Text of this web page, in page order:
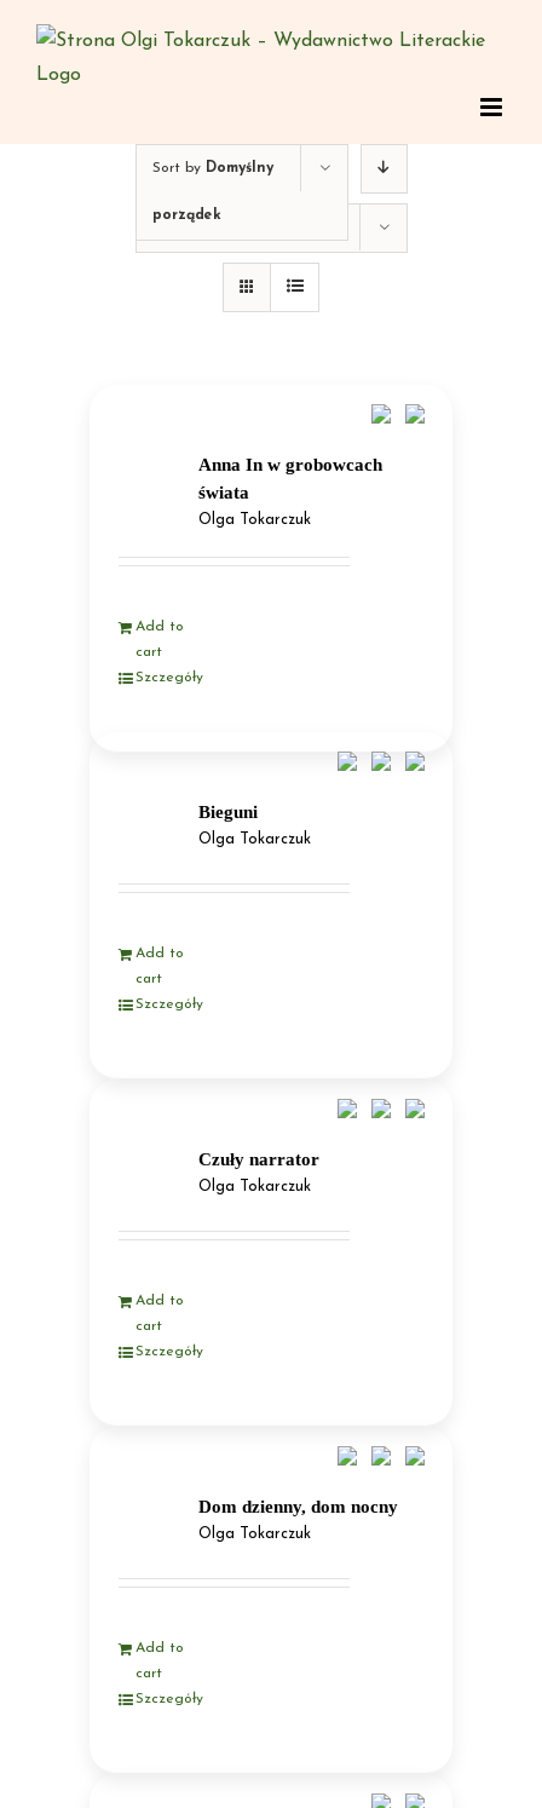
content
Sort by Domyślny
porządek
Show12 Products
Anna In w grobowcach
świata
Olga Tokarczuk
Add to
cart
Szczegóły
Bieguni
Olga Tokarczuk
Add to
cart
Szczegóły
Czuły narrator
Olga Tokarczuk
Add to
cart
Szczegóły
Dom dzienny, dom nocny
Olga Tokarczuk
Add to
cart
Szczegóły